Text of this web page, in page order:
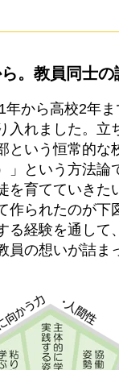
。教員同士
から高校2年
入れました。
という恒常的
」という方法
を育てていき
作られたのが
る経験を通し
の想いが詰ま